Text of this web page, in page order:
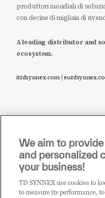
produttori mondiali di
con decine di migliaia di
A leading distributor and
ecosystem.
it.tdsynnex.com|
Sei un rivenditore di
i prodotti o le
CLICCA
CLIENTE
We aim to
and personalized
your business!
TD SYNNEX use cookies to
to measure its performance,